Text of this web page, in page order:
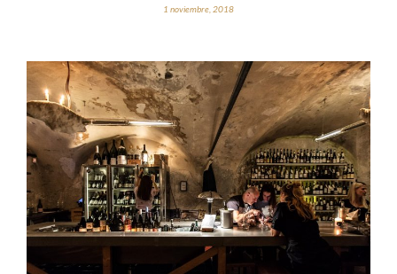
1 noviembre, 2018